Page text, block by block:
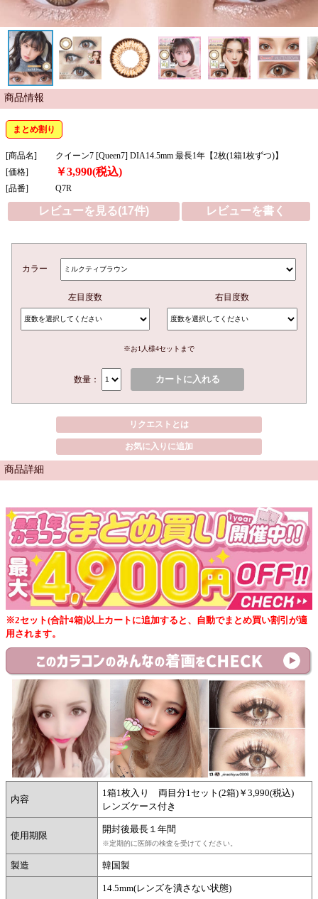
商品情報
まとめ割り
[商品名]
クイーン7 [Queen7] DIA14.5mm 最長1年【2枚(1箱1枚ずつ)】
[価格]
￥3,990(税込)
[品番] Q7R
レビューを見る(17件) レビューを書く
カラー
左目度数 右目度数
※お1人様4セットまで
数量： カートに入れる
リクエストとは
お気に入りに追加
商品詳細
※2セット(合計4箱)以上カートに追加すると、自動でまとめ買い割引が適
用されます。
内容
1箱1枚入り 両目分1セット(2箱)￥3,990(税込)
レンズケース付き
使用期限
開封後最長１年間
※定期的に医師の検査を受けてください。
製造 韓国製
14.5mm(レンズを潰さない状態)